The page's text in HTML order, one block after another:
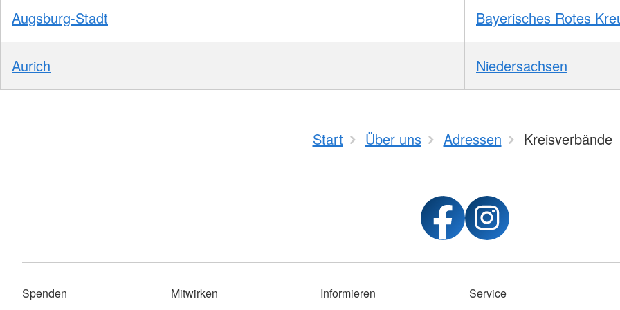
Augsburg-Stadt Bayerisches Rotes
Aurich Niedersachsen
Start Über uns Adressen Kreisverbände
Spenden Mitwirken Informieren Service